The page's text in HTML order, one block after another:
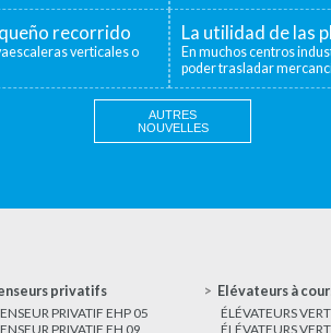
recorrido
verticales o
La utilidad de las
En muchos centros
poder trasladar
AUTRES
NOUVELLES
privatifs
PRIVATIF EHP 05
PRIVATIF EH 09
Elévateurs à
ÉLÉVATEURS
ÉLÉVATEURS